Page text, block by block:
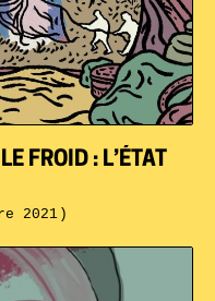
FROID : L’ÉTAT
2021)